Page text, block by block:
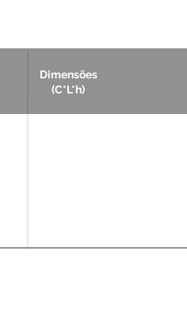
Dimensões
(C*L*h)